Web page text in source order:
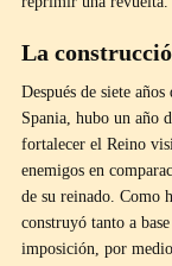
La
Después de siete
Spania, hubo un año
fortalecer el Reino
enemigos en
de su reinado. Como
construyó tanto a
imposición, por